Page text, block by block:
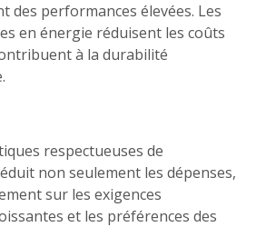
des performances élevées. Les
en énergie réduisent les coûts
à la durabilité
respectueuses de
non seulement les dépenses,
sur les exigences
et les préférences des